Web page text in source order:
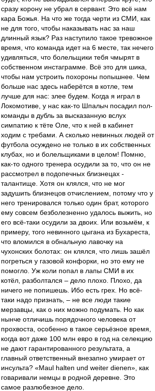
сразу корону не убрал в сервант. Это всё нам
кара Божья. На что же тогда черти из СМИ, как
не для того, чтобы наказывать нас за наш
длинный язык? Раз наступило такое тревожное
время, что команда идет на 6 месте, так нечего
удивляться, что болельщики тебя чмырят в
собственном инстаграмме. Всё это для шика,
чтобы нам устроить похороны попышнее. Чем
больше нас здесь наберётся в котле, тем
лучше для нас: злее будем. Когда я играл в
Локомотиве, у нас как-то Шпалыч посадил пол-
команды в дубль за высказанную вслух
симпатию к тёте Оле, что к ней в кабинет
ходим с требами. А сколько невинных людей от
футбола осуждено не только в их собственных
клубах, но и болельщиками в целом! Помню,
как-то одного тренера осудили за то, что он не
рассмотрел в подопечных близнецах -
талантище. Хотя он клялся, что не мог
задушить близнецов отчислением, потому что у
него тренировался только один брат, которого
ему совсем безболезненно удалось выжить, но
его всё-таки осудили за двоих. Или возьмём, к
примеру, того невинного цыгана из Бухареста,
что вломился в обнальную лавочку на
чухонских болотах: он клялся, что лишь зашёл
погреться у газовой конфорки, но это ему не
помогло. Уж коли попал в лапы СМИ в их
котёл, разболтался – дело плохо. Плохо, да
ничего не попишешь. Ибо есть грех. Но всё-
таки надо признать, – не все люди такие
мерзавцы, как о них можно подумать. Но как
нынче отличишь порядочного человека от
прохвоста, особенно в такое серьёзное время,
когда вот даже 100 млн евро в год на селекцию
не дают гарантированного результата, а
главный ответственный внезапно умирает от
инсульта? «Maul halten und weiter dienen», как
говаривали немцы в родной деревне. Это
самое разлюбезное дело.